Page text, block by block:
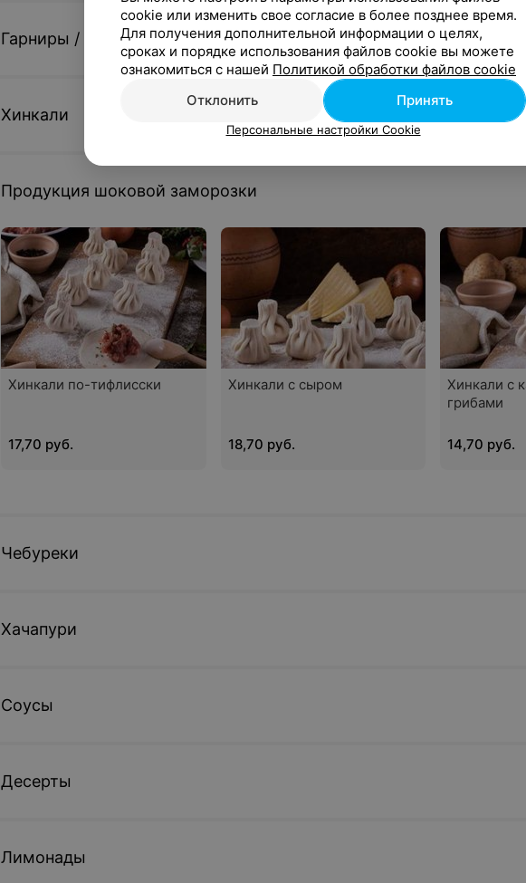
Гарниры / Дополнительно
Хинкали
Продукция шоковой заморозки
Хинкали по-тифлисски
17,70 руб.
Хинкали с сыром
18,70 руб.
Хинкали с
грибами
14,70 руб.
Чебуреки
Хачапури
Соусы
Десерты
Лимонады
cookie или изменить свое согласие в более позднее время.
Для получения дополнительной информации о целях,
сроках и порядке использования файлов cookie вы можете
ознакомиться с нашей Политикой обработки файлов cookie
Отклонить
Принять
Персональные настройки Cookie